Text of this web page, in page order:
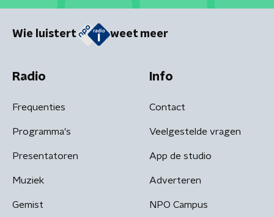
Wie luistert weet meer
Radio
Frequenties
Programma's
Presentatoren
Muziek
Gemist
Info
Contact
Veelgestelde vragen
App de studio
Adverteren
NPO Campus